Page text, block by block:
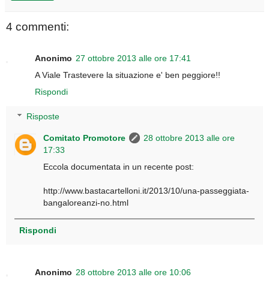
4 commenti:
Anonimo 27 ottobre 2013 alle ore 17:41
A Viale Trastevere la situazione e' ben peggiore!!
Rispondi
Risposte
Comitato Promotore
28 ottobre 2013 alle ore
17:33
Eccola documentata in un recente post:
http://www.bastacartelloni.it/2013/10/una-passeggiata-
bangaloreanzi-no.html
Rispondi
Anonimo 28 ottobre 2013 alle ore 10:06